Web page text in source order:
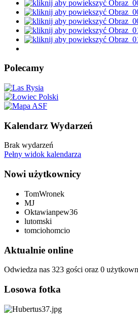
Polecamy
Kalendarz Wydarzeń
Brak wydarzeń
Pełny widok kalendarza
Nowi użytkownicy
TomWronek
MJ
Oktawianpew36
lutomski
tomciohomcio
Aktualnie online
Odwiedza nas 323 gości oraz 0
Losowa fotka